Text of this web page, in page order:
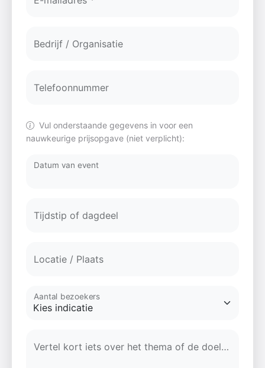
Bedrijf / Organisatie
Telefoonnummer
Vul onderstaande gegevens in voor een
nauwkeurige prijsopgave (niet verplicht):
Datum van event
Tijdstip of dagdeel
Locatie / Plaats
Aantal bezoekers
Vertel kort iets over het thema of de doelgroep...